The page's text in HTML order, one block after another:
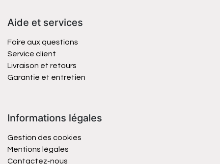
Aide et services
Foire aux questions
Service client
Livraison et retours
Garantie et entretien
Informations légales
Gestion des cookies
Mentions légales
Contactez-nous